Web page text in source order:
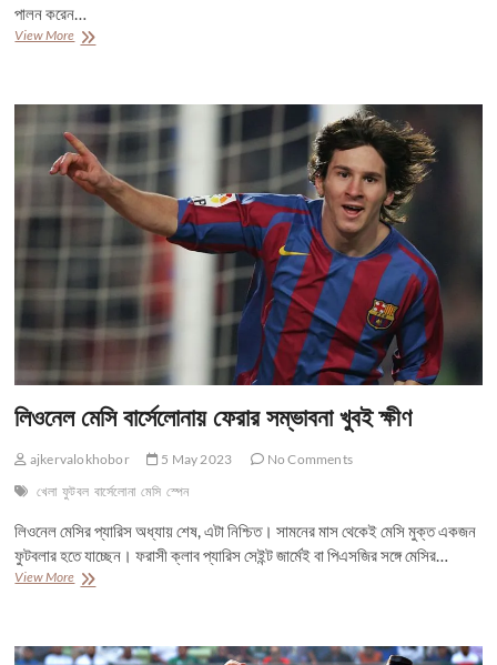
পালন করেন…
View Moreকিংবদন্তি
ইন্ডিজের
কোচ
লিওনেল মেসি বার্সেলোনায় ফেরার সম্ভাবনা খুবই ক্ষীণ
ajkervalokhobor 5 May 2023
No Comments
খেলা ফুটবল বার্সেলোনা মেসি স্পেন
লিওনেল মেসির প্যারিস অধ্যায় শেষ, এটা নিশ্চিত। সামনের মাস থেকেই মেসি মুক্ত একজন
ফুটবলার হতে যাচ্ছেন। ফরাসী ক্লাব প্যারিস সেইন্ট জার্মেই বা পিএসজির সঙ্গে মেসির…
View Moreলিওনেল
সম্ভাবনা